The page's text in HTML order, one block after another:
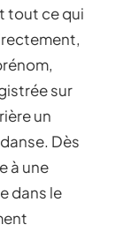
tout ce qui
sur
un
Dès
à une
dans le